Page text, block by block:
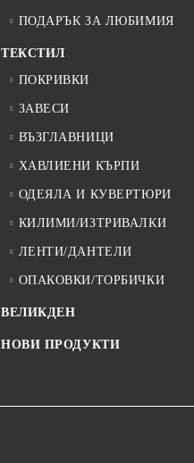
ПОДАРЪК ЗА ЛЮБИМИЯ
ТЕКСТИЛ
ПОКРИВКИ
ЗАВЕСИ
ВЪЗГЛАВНИЦИ
ХАВЛИЕНИ КЪРПИ
ОДЕЯЛА И КУВЕРТЮРИ
КИЛИМИ/ИЗТРИВАЛКИ
ЛЕНТИ/ДАНТЕЛИ
ОПАКОВКИ/ТОРБИЧКИ
ВЕЛИКДЕН
НОВИ ПРОДУКТИ